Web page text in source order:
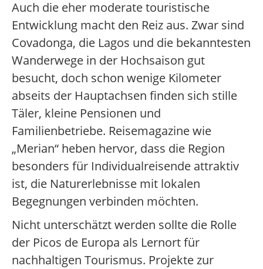
Auch die eher moderate touristische
Entwicklung macht den Reiz aus. Zwar sind
Covadonga, die Lagos und die bekanntesten
Wanderwege in der Hochsaison gut
besucht, doch schon wenige Kilometer
abseits der Hauptachsen finden sich stille
Täler, kleine Pensionen und
Familienbetriebe. Reisemagazine wie
„Merian“ heben hervor, dass die Region
besonders für Individualreisende attraktiv
ist, die Naturerlebnisse mit lokalen
Begegnungen verbinden möchten.
Nicht unterschätzt werden sollte die Rolle
der Picos de Europa als Lernort für
nachhaltigen Tourismus. Projekte zur